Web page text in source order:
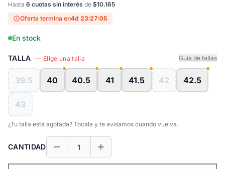
Hasta 6 cuotas sin interés de $10.165
Oferta termina en4d 23:27:04
En stock
TALLA — Elige una talla Guía de tallas
39.5 40 40.5 41 41.5 42 42.5
43
¿Tu talla está agotada? Tocala y te avisamos cuando vuelva.
CANTIDAD